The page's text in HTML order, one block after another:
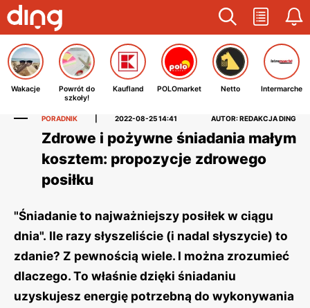
Wakacje
Powrót do
szkoły!
Kaufland POLOmarket Netto Intermarche
PORADNIK 2022-08-25 14:41 AUTOR: REDAKCJA DING
Zdrowe i pożywne śniadania małym
kosztem: propozycje zdrowego
posiłku
"Śniadanie to najważniejszy posiłek w ciągu
dnia". Ile razy słyszeliście (i nadal słyszycie) to
zdanie? Z pewnością wiele. I można zrozumieć
dlaczego. To właśnie dzięki śniadaniu
uzyskujesz energię potrzebną do wykonywania